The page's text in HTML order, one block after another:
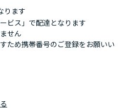
ります
ビス」で配達となります
せん
ため携帯番号のご登録をお願いい